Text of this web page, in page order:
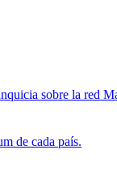
sobre la red
de cada país.